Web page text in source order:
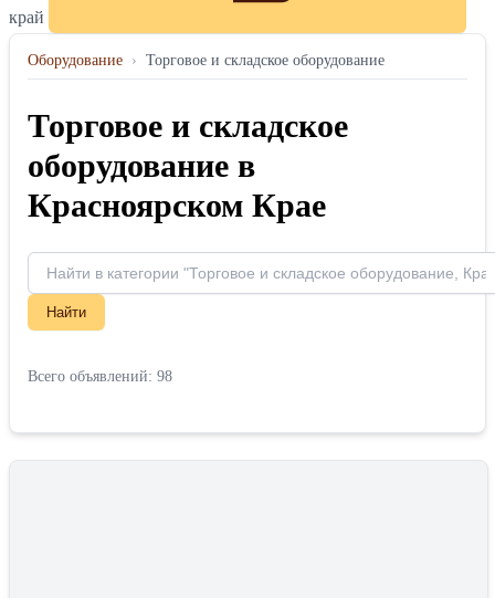
край
Оборудование › Торговое и складское оборудование
Торговое и складское
оборудование в
Красноярском Крае
Найти
Всего объявлений: 98